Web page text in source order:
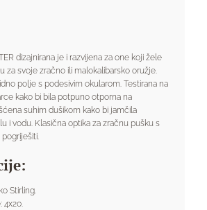
dizajnirana je i razvijena za one koji žele
za svoje zračno ili malokalibarsko oružje.
polje s podesivim okularom. Testirana na
kako bi bila potpuno otporna na
suhim dušikom kako bi jamčila
i vodu. Klasična optika za zračnu pušku s
Stirling.
4x20.